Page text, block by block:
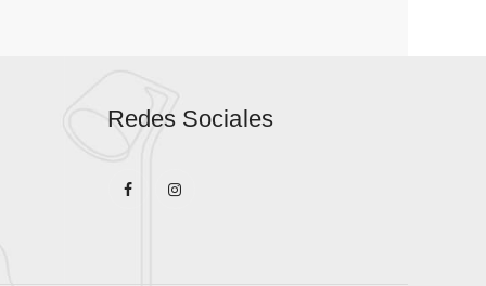
Redes Sociales